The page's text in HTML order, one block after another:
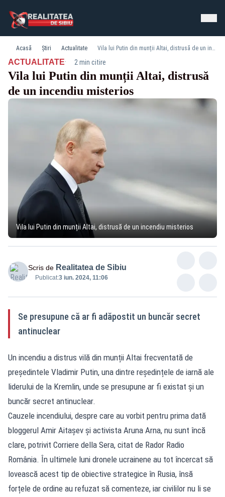
Acasă Știri Actualitate Vila lui Putin din munții Altai, distrusă de un incendiu misterios
ACTUALITATE· 2 min citire
Vila lui Putin din munții Altai, distrusă
de un incendiu misterios
Vila lui Putin din munții Altai, distrusă de un incendiu misterios
Scris de Realitatea de Sibiu
Publicat:3 iun. 2024, 11:06
Se presupune că ar fi adăpostit un buncăr secret
antinuclear
Un incendiu a distrus vilă din munții Altai frecventată de
președintele Vladimir Putin, una dintre reședințele de iarnă ale
liderului de la Kremlin, unde se presupune ar fi existat şi un
buncăr secret antinuclear.
Cauzele incendiului, despre care au vorbit pentru prima dată
bloggerul Amir Aitașev și activista Aruna Arna, nu sunt încă
clare, potrivit Corriere della Sera, citat de Rador Radio
România. În ultimele luni dronele ucrainene au tot încercat să
lovească acest tip de obiective strategice în Rusia, însă
forțele de ordine au refuzat să comenteze, iar civililor nu li se